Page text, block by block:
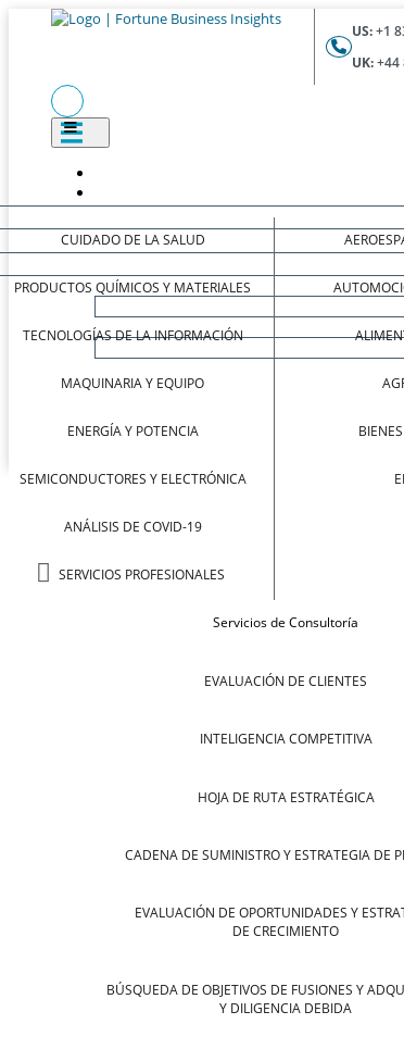
US:+1
UK:+44
CUIDADO DE LA SALUD
PRODUCTOS QUÍMICOS Y MATERIALES
TECNOLOGÍAS DE LA INFORMACIÓN
MAQUINARIA Y EQUIPO
ENERGÍA Y POTENCIA
SEMICONDUCTORES Y ELECTRÓNICA
ANÁLISIS DE COVID-19
SERVICIOS PROFESIONALES
Servicios de Consultoría
EVALUACIÓN DE CLIENTES
INTELIGENCIA COMPETITIVA
HOJA DE RUTA ESTRATÉGICA
CADENA DE SUMINISTRO Y ESTRATEGIA DE
EVALUACIÓN DE OPORTUNIDADES Y
DE CRECIMIENTO
BÚSQUEDA DE OBJETIVOS DE FUSIONES Y
Y DILIGENCIA DEBIDA